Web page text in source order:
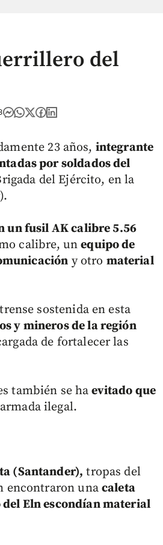
del
23 años, integrante
por soldados del
del Ejército, en la
un fusil AK calibre 5.56
calibre, unequipo de
y otro material
sostenida en esta
y mineros de la región
de fortalecer las
también se ha evitado que
ilegal.
(Santander), tropas del
encontraron una caleta
Eln escondían material